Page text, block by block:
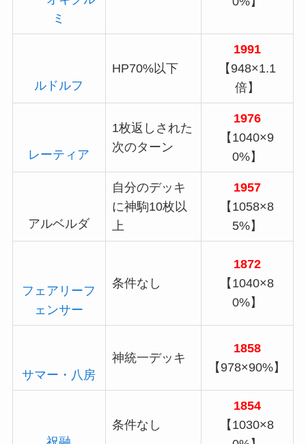
ミ
ルドルフ
HP70%以下
1991
【948×1.1
倍】
レーティア
1枚返しされた
次のターン
1976
【1040×9
0%】
アルベルダ
自分のデッキ
に神駒10枚以
上
1957
【1058×8
5%】
フェアリーフ
ェンサー
条件なし
1872
【1040×8
0%】
サマー・八房
神統一デッキ
1858
【978×90%】
条件なし
1854
【1030×8